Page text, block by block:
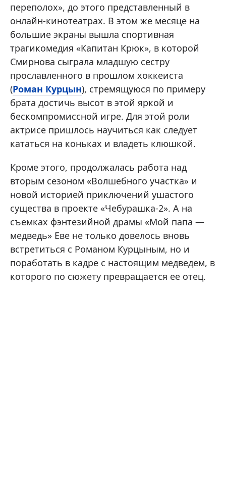
переполох», до этого представленный в
онлайн-кинотеатрах. В этом же месяце на
большие экраны вышла спортивная
трагикомедия «Капитан Крюк», в которой
Смирнова сыграла младшую сестру
прославленного в прошлом хоккеиста
(Роман Курцын), стремящуюся по примеру
брата достичь высот в этой яркой и
бескомпромиссной игре. Для этой роли
актрисе пришлось научиться как следует
кататься на коньках и владеть клюшкой.
Кроме этого, продолжалась работа над
вторым сезоном «Волшебного участка» и
новой историей приключений ушастого
существа в проекте «Чебурашка-2». А на
съемках фэнтезийной драмы «Мой папа —
медведь» Еве не только довелось вновь
встретиться с Романом Курцыным, но и
поработать в кадре с настоящим медведем, в
которого по сюжету превращается ее отец.